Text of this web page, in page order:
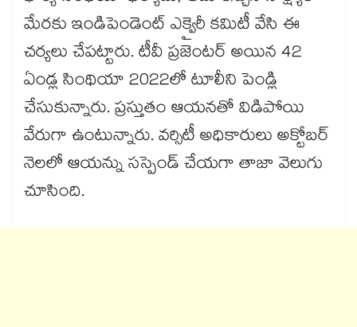
మేరకు ఇండిపెండెంట్​ ఎక్వైరీ కమిటీ వేసి ఈ
చర్యలు చేపట్టారు. టీవీ ప్రజెంటర్ అయిన 42
ఏండ్ల సింథియా 2022లో టూలీని పెండ్లి
చేసుకున్నారు. ప్రస్తుతం ఆయనతో విడిపోయి
వేరుగా ఉంటున్నారు. వర్సిటీ అధికారులు అక్టోబర్​
నెలలో ఆయన్ను సస్పెండ్​ చేయగా తాజా వెలుగు
చూసింది.